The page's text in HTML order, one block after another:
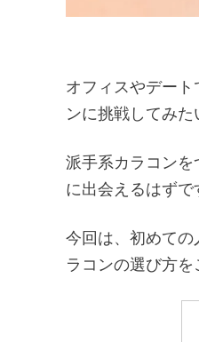
オフィスやデー
ンに挑戦してみ
派手系カラコン
に出会えるはずで
今回は、初めて
ラコンの選び方を